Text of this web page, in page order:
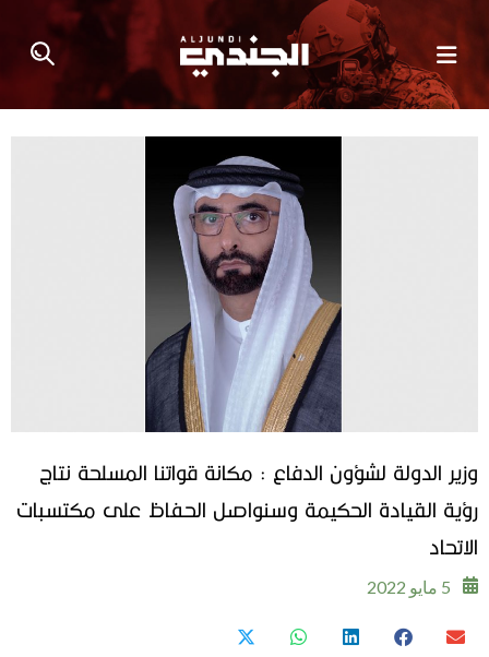
‎وزير الدولة لشؤون الدفاع : مكانة قواتنا المسلحة نتاج
رؤية القيادة الحكيمة وسنواصل الحفاظ على مكتسبات
الاتحاد
5 مايو 2022